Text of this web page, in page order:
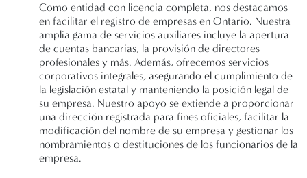
Como entidad con licencia completa, nos destacamos
en facilitar el registro de empresas en Ontario. Nuestra
amplia gama de servicios auxiliares incluye la apertura
de cuentas bancarias, la provisión de directores
profesionales y más. Además, ofrecemos servicios
corporativos integrales, asegurando el cumplimiento de
la legislación estatal y manteniendo la posición legal de
su empresa. Nuestro apoyo se extiende a proporcionar
una dirección registrada para fines oficiales, facilitar la
modificación del nombre de su empresa y gestionar los
nombramientos o destituciones de los funcionarios de la
empresa.